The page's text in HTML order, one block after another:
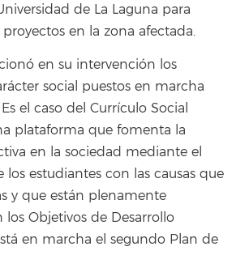
de La Laguna para
en la zona afectada.
en su intervención los
social puestos en marcha
el caso del Currículo Social
plataforma que fomenta la
en la sociedad mediante el
estudiantes con las causas que
y que están plenamente
los Objetivos de Desarrollo
en marcha el segundo Plan de